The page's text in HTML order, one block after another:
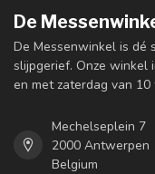
De
De Messenwinkel is dé
slijpgerief. Onze winkel
en met zaterdag van
Mechelseplein 7
2000 Antwerpen
Belgium